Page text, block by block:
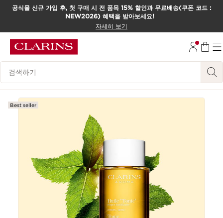
컨텐츠로 이동하기
공식몰 신규 가입 후, 첫 구매 시 전 품목 15% 할인과 무료배송(쿠폰 코드 :
NEW2026) 혜택을 받아보세요!
자세히 보기
범례 검색하기
Best seller